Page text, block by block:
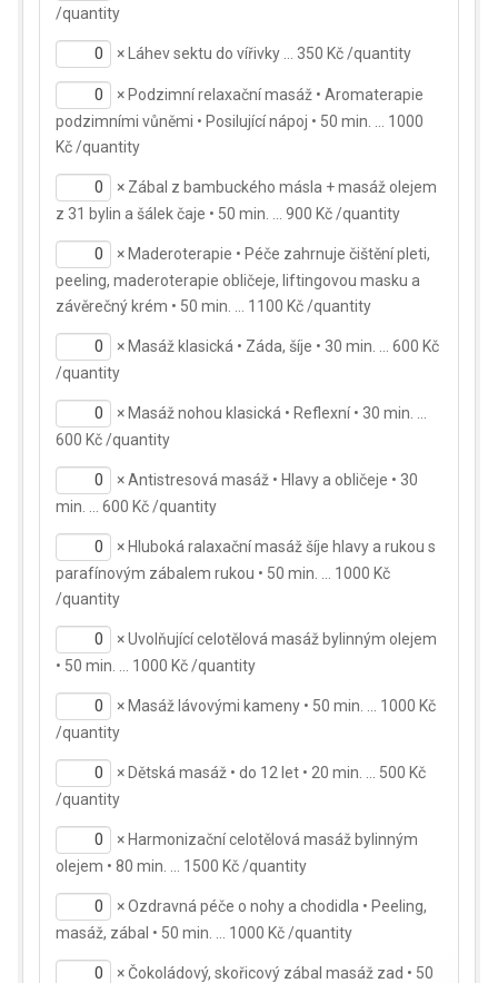
/quantity
× Láhev sektu do vířivky … 350 Kč /quantity
× Podzimní relaxační masáž • Aromaterapie
podzimními vůněmi • Posilující nápoj • 50 min. … 1000
Kč /quantity
× Zábal z bambuckého másla + masáž olejem
z 31 bylin a šálek čaje • 50 min. … 900 Kč /quantity
× Maderoterapie • Péče zahrnuje čištění pleti,
peeling, maderoterapie obličeje, liftingovou masku a
závěrečný krém • 50 min. … 1100 Kč /quantity
× Masáž klasická • Záda, šíje • 30 min. … 600 Kč
/quantity
× Masáž nohou klasická • Reflexní • 30 min. …
600 Kč /quantity
×Antistresová masáž • Hlavy a obličeje • 30
min. … 600 Kč /quantity
× Hluboká ralaxační masáž šíje hlavy a rukou s
parafínovým zábalem rukou • 50 min. … 1000 Kč
/quantity
×Uvolňující celotělová masáž bylinným olejem
• 50 min. … 1000 Kč /quantity
× Masáž lávovými kameny • 50 min. … 1000 Kč
/quantity
× Dětská masáž • do 12 let • 20 min. … 500 Kč
/quantity
× Harmonizační celotělová masáž bylinným
olejem • 80 min. … 1500 Kč /quantity
×Ozdravná péče o nohy a chodidla • Peeling,
masáž, zábal • 50 min. … 1000 Kč /quantity
×Čokoládový, skořicový zábal masáž zad • 50